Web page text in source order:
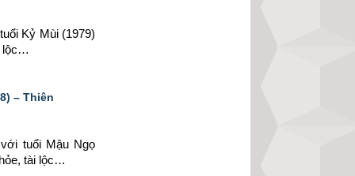
Kỷ Mùi (1979)
lộc…
– Thiên
với tuổi Mậu Ngọ
tài lộc…